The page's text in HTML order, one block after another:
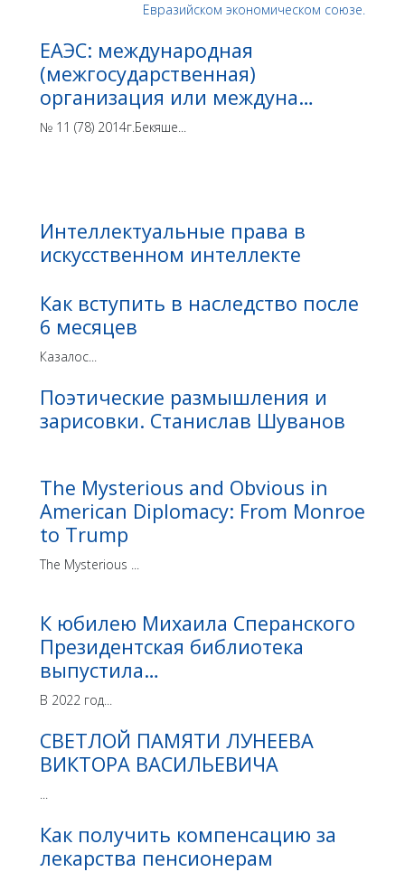
ЕАЭС: международная
(межгосударственная)
организация или междуна…
№ 11 (78) 2014г.Бекяше...
Интеллектуальные права в
искусственном интеллекте
Как вступить в наследство после
6 месяцев
Казалос...
Поэтические размышления и
зарисовки. Станислав Шуванов
The Mysterious and Obvious in
American Diplomacy: From Monroe
to Trump
The Mysterious ...
К юбилею Михаила Сперанского
Президентская библиотека
выпустила…
В 2022 год...
СВЕТЛОЙ ПАМЯТИ ЛУНЕЕВА
ВИКТОРА ВАСИЛЬЕВИЧА
...
Как получить компенсацию за
лекарства пенсионерам